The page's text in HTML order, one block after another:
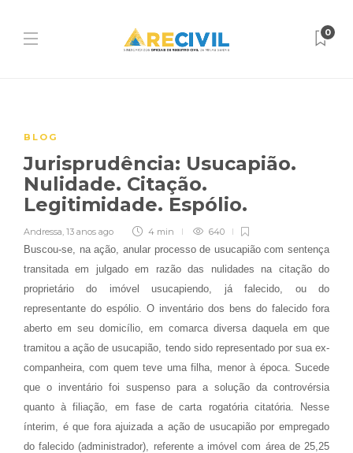
0
BLOG
Jurisprudência: Usucapião.
Nulidade. Citação.
Legitimidade. Espólio.
Andressa, 13 anos ago 4 min 640
Buscou-se, na ação, anular processo de usucapião com sentença
transitada em julgado em razão das nulidades na citação do
proprietário do imóvel usucapiendo, já falecido, ou do
representante do espólio. O inventário dos bens do falecido fora
aberto em seu domicílio, em comarca diversa daquela em que
tramitou a ação de usucapião, tendo sido representado por sua ex-
companheira, com quem teve uma filha, menor à época. Sucede
que o inventário foi suspenso para a solução da controvérsia
quanto à filiação, em fase de carta rogatória citatória. Nesse
ínterim, é que fora ajuizada a ação de usucapião por empregado
do falecido (administrador), referente a imóvel com área de 25,25